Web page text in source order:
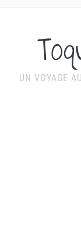
UN VOYAGE